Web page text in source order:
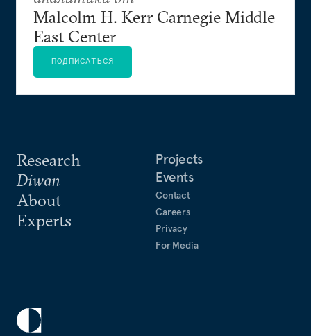
Research
Diwan
About
Experts
Projects
Events
Contact
Careers
Privacy
For Media
Malcolm H. Kerr Carnegie Middle
East Center
ПОДПИСАТЬСЯ